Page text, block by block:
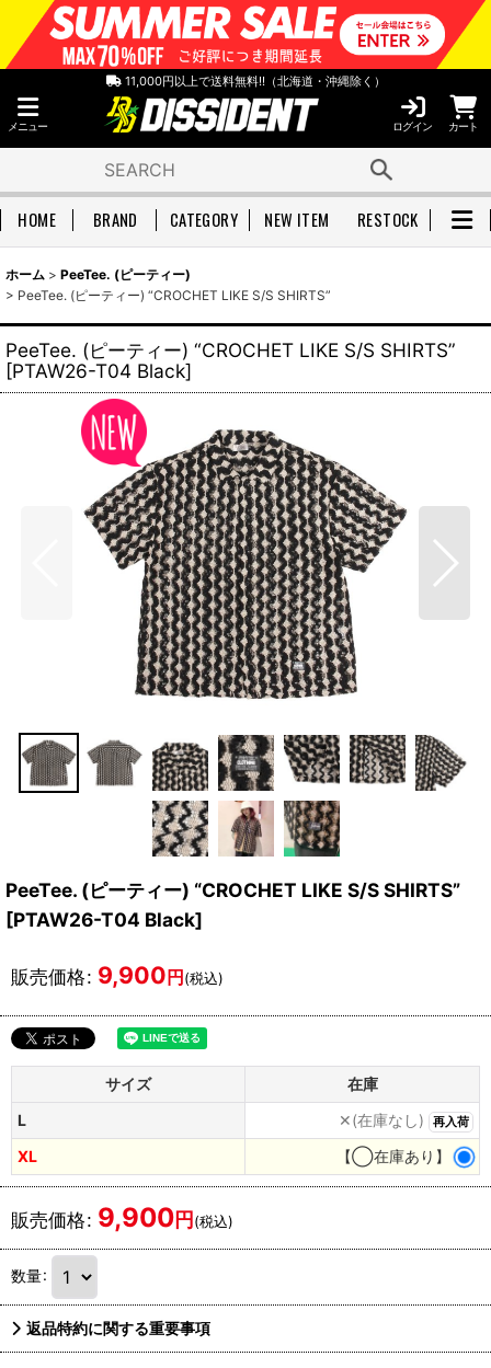
11,000円以上で送料無料!!（北海道・沖縄除く）
メニュー ログイン カート
HOME BRAND CATEGORY NEW ITEM RESTOCK
ホーム > PeeTee. (ピーティー)
> PeeTee. (ピーティー) “CROCHET LIKE S/S SHIRTS”
PeeTee. (ピーティー) “CROCHET LIKE S/S SHIRTS”
[PTAW26-T04 Black]
PeeTee. (ピーティー) “CROCHET LIKE S/S SHIRTS”
[PTAW26-T04 Black]
販売価格: 9,900円(税込)
サイズ
在庫
L
✕(在庫なし) 再入荷
XL 【◯在庫あり】
販売価格: 9,900円(税込)
数量:
返品特約に関する重要事項